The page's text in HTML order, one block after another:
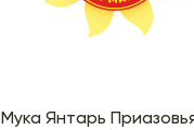
Мука Янтарь